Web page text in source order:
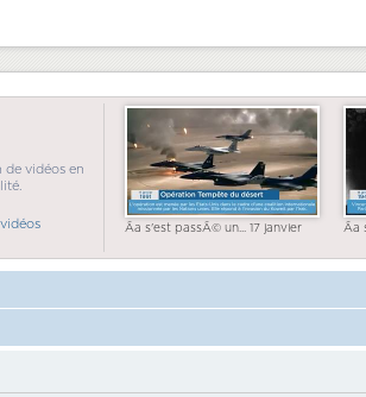
de vidéos en
Ãa s'est passÃ© un... 17 janvier